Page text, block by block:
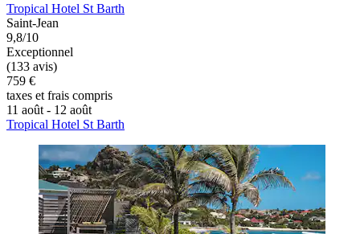
Tropical Hotel St Barth
Saint-Jean
9,8/10
Exceptionnel
(133 avis)
759 €
taxes et frais compris
11 août - 12 août
Tropical Hotel St Barth